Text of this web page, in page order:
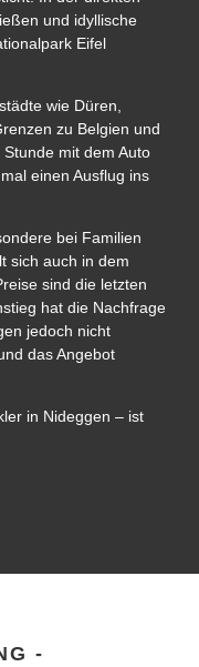
und idyllische
Eifel
wie Düren,
zu Belgien und
mit dem Auto
einen Ausflug ins
bei Familien
sich auch in dem
sind die letzten
hat die Nachfrage
jedoch nicht
das Angebot
in Nideggen – ist
-